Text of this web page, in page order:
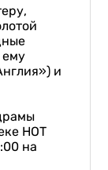
и
HOT
на